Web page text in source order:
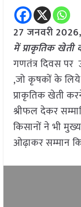
27 जनवरी
में प्राकृतिक
गणतंत्र दिवस पर
,जो कृषकों के
प्राकृतिक खेती
श्रीफल देकर
किसानों ने भी
ओढ़ाकर सम्मान